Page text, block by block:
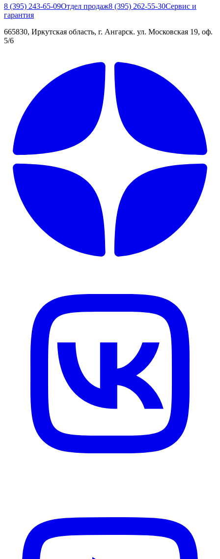
8 (395) 243-65-09Отдел продаж8 (395) 262-55-30Сервис и
гарантия
665830, Иркутская область, г. Ангарск. ул. Московская 19, оф.
5/6